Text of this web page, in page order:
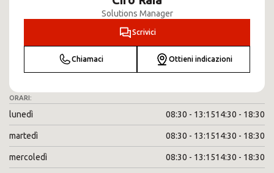
Solutions Manager
Scrivici
Chiamaci Ottieni indicazioni
ORARI:
lunedì 08:30 - 13:1514:30 - 18:30
martedì 08:30 - 13:1514:30 - 18:30
mercoledì 08:30 - 13:1514:30 - 18:30